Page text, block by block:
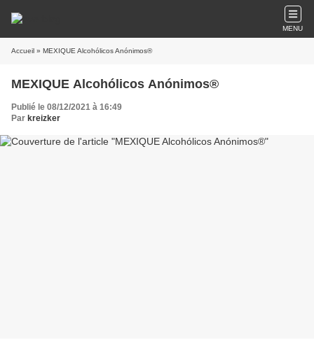
MENU
Accueil » MEXIQUE Alcohólicos Anónimos®
MEXIQUE Alcohólicos Anónimos®
Publié le 08/12/2021 à 16:49
Par kreizker